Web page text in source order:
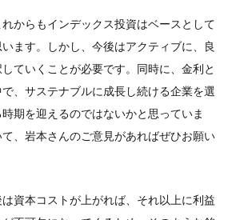
からもインデックス投資はベースとして
ます。しかし、今後はアクティブに、良
ていくことが必要です。同時に、金利と
、サステナブルに成長し続ける企業を選
期を迎えるのではないかと思っていま
、岩本さんのご意見があればぜひお願い
は資本コストが上がれば、それ以上に利益